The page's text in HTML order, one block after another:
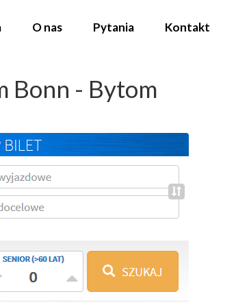
Bonn - Bytom
O nas Pytania Kontakt